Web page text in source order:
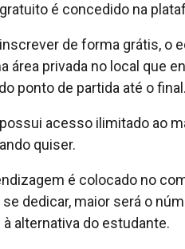
é concedido na
de forma grátis, o
área privada no local que
ponto de partida até o final.
acesso ilimitado ao
quiser.
é colocado no
dedicar, maior será o
alternativa do estudante.